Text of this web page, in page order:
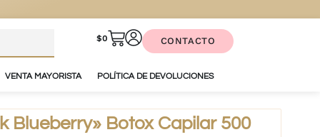
$0 CONTACTO
VENTA MAYORISTA POLÍTICA DE DEVOLUCIONES
Blueberry» Botox Capilar 500